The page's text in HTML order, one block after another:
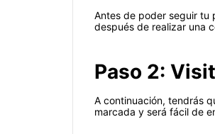
Antes de poder seguir tu
después de realizar una
Paso 2:
A continuación, tendrás
marcada y será fácil de